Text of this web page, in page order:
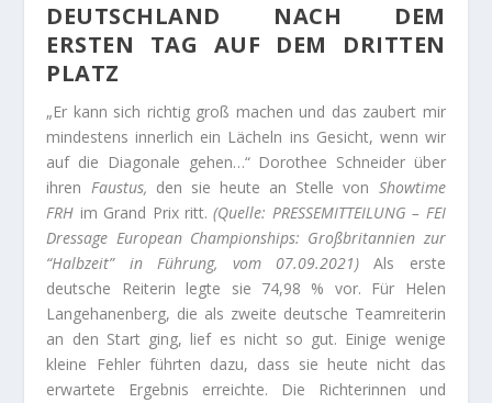
DEUTSCHLAND NACH DEM
ERSTEN TAG AUF DEM DRITTEN
PLATZ
„Er kann sich richtig groß machen und das zaubert mir
mindestens innerlich ein Lächeln ins Gesicht, wenn wir
auf die Diagonale gehen…“ Dorothee Schneider über
ihren Faustus, den sie heute an Stelle von Showtime
FRH im Grand Prix ritt.(Quelle: PRESSEMITTEILUNG – FEI
Dressage European Championships: Großbritannien zur
“Halbzeit” in Führung, vom 07.09.2021)Als erste
deutsche Reiterin legte sie 74,98 % vor. Für Helen
Langehanenberg, die als zweite deutsche Teamreiterin
an den Start ging, lief es nicht so gut. Einige wenige
kleine Fehler führten dazu, dass sie heute nicht das
erwartete Ergebnis erreichte. Die Richterinnen und